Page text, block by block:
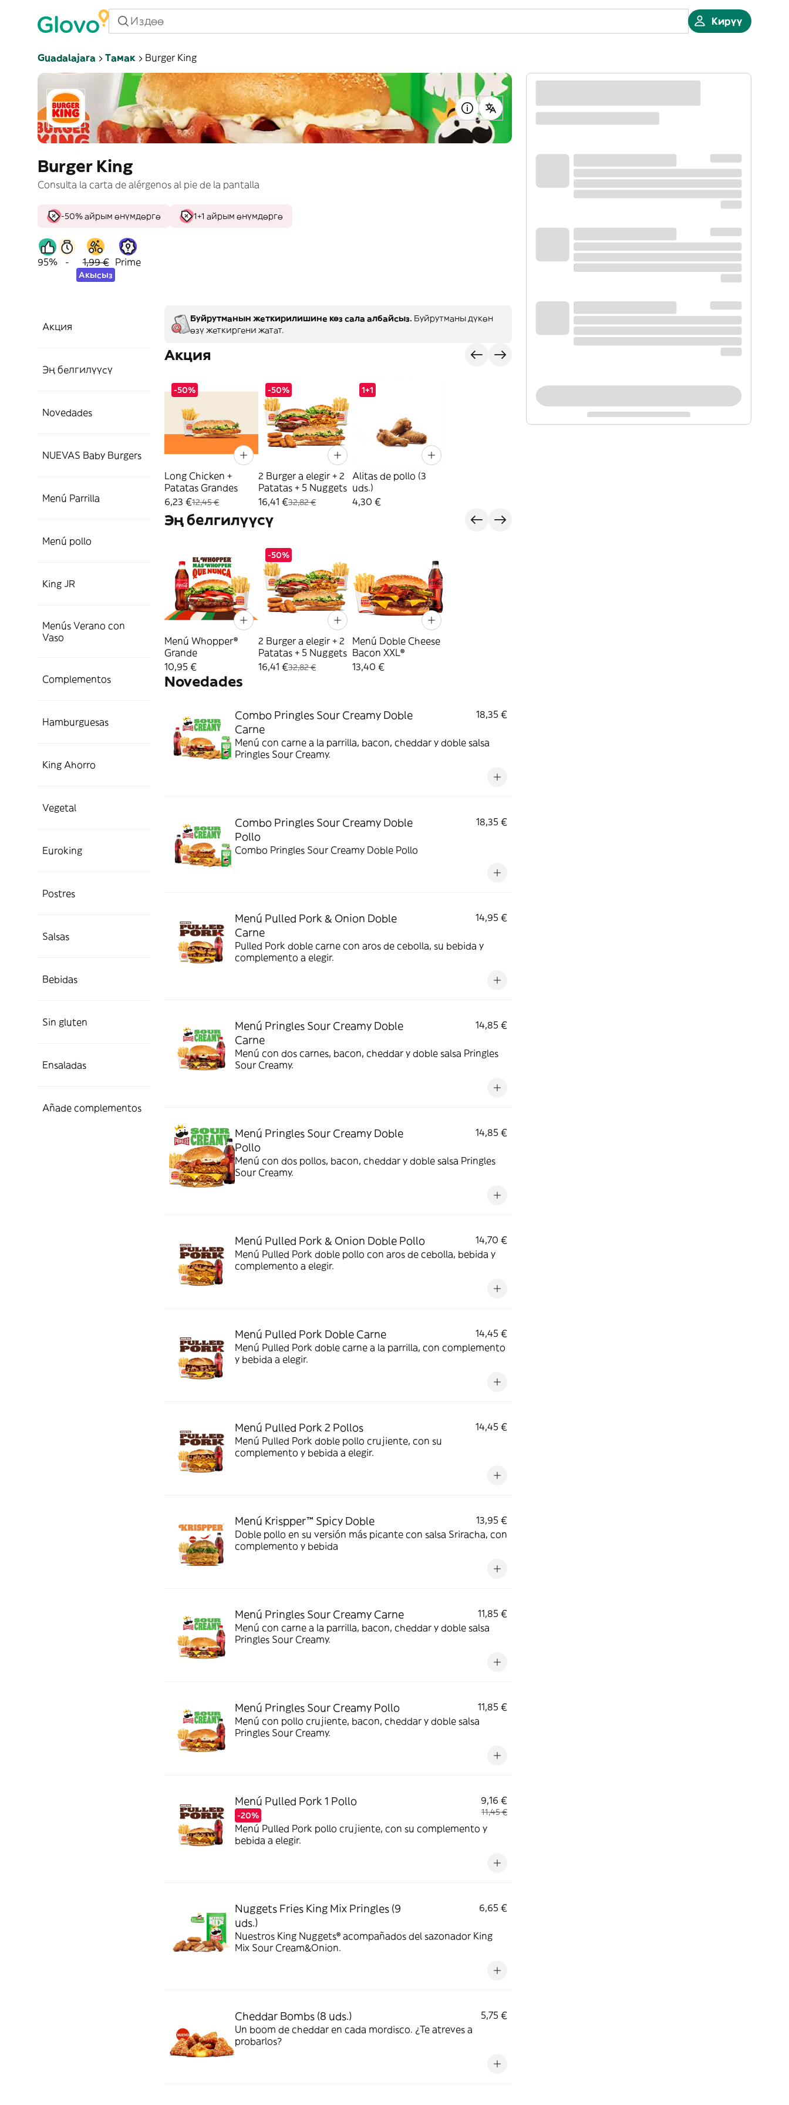
Кирүү
Guadalajara Тамак Burger King
Burger King
Consulta la carta de alérgenos al pie de la pantalla
-50% айрым өнүмдөргө 1+1 айрым өнүмдөргө
95% - 1,99 €
Акысыз
Prime
Акция
Эң белгилүүсү
Novedades
NUEVAS Baby Burgers
Menú Parrilla
Menú pollo
King JR
Menús Verano con
Vaso
Complementos
Hamburguesas
King Ahorro
Vegetal
Euroking
Postres
Salsas
Bebidas
Sin gluten
Ensaladas
Añade complementos
Буйрутманын жеткирилишине көз сала албайсыз. Буйрутманы дүкөн
өзү жеткиргени жатат.
Акция
-50%
Long Chicken +
Patatas Grandes
6,23 €12,45 €
-50%
2 Burger a elegir + 2
Patatas + 5 Nuggets
16,41 €32,82 €
1+1
Alitas de pollo (3
uds.)
4,30 €
Эң белгилүүсү
Menú Whopper®
Grande
10,95 €
-50%
2 Burger a elegir + 2
Patatas + 5 Nuggets
16,41 €32,82 €
Menú Doble Cheese
Bacon XXL®
13,40 €
Novedades
Combo Pringles Sour Creamy Doble
Carne
18,35 €
Menú con carne a la parrilla, bacon, cheddar y doble salsa
Pringles Sour Creamy.
Combo Pringles Sour Creamy Doble
Pollo
18,35 €
Combo Pringles Sour Creamy Doble Pollo
Menú Pulled Pork & Onion Doble
Carne
14,95 €
Pulled Pork doble carne con aros de cebolla, su bebida y
complemento a elegir.
Menú Pringles Sour Creamy Doble
Carne
14,85 €
Menú con dos carnes, bacon, cheddar y doble salsa Pringles
Sour Creamy.
Menú Pringles Sour Creamy Doble
Pollo
14,85 €
Menú con dos pollos, bacon, cheddar y doble salsa Pringles
Sour Creamy.
Menú Pulled Pork & Onion Doble Pollo
14,70 €
Menú Pulled Pork doble pollo con aros de cebolla, bebida y
complemento a elegir.
Menú Pulled Pork Doble Carne
14,45 €
Menú Pulled Pork doble carne a la parrilla, con complemento
y bebida a elegir.
Menú Pulled Pork 2 Pollos
14,45 €
Menú Pulled Pork doble pollo crujiente, con su
complemento y bebida a elegir.
Menú Krispper™ Spicy Doble
13,95 €
Doble pollo en su versión más picante con salsa Sriracha, con
complemento y bebida
Menú Pringles Sour Creamy Carne
11,85 €
Menú con carne a la parrilla, bacon, cheddar y doble salsa
Pringles Sour Creamy.
Menú Pringles Sour Creamy Pollo
11,85 €
Menú con pollo crujiente, bacon, cheddar y doble salsa
Pringles Sour Creamy.
Menú Pulled Pork 1 Pollo
-20%
9,16 €
11,45 €
Menú Pulled Pork pollo crujiente, con su complemento y
bebida a elegir.
Nuggets Fries King Mix Pringles (9
uds.)
6,65 €
Nuestros King Nuggets® acompañados del sazonador King
Mix Sour Cream&Onion.
Cheddar Bombs (8 uds.)
5,75 €
Un boom de cheddar en cada mordisco. ¿Te atreves a
probarlos?